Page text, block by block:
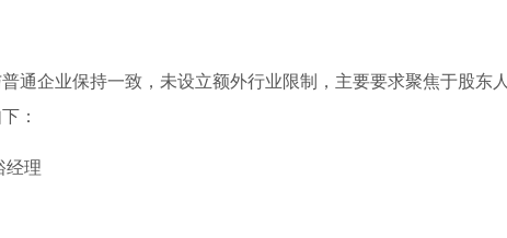
通企业保持一致，未设立额外行业限制，主要要求聚焦于股东人
：
经理